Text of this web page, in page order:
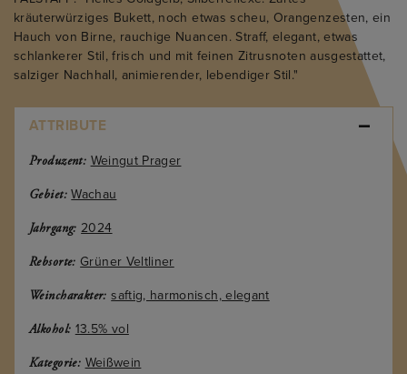
kräuterwürziges Bukett, noch etwas scheu, Orangenzesten, ein
Hauch von Birne, rauchige Nuancen. Straff, elegant, etwas
schlankerer Stil, frisch und mit feinen Zitrusnoten ausgestattet,
salziger Nachhall, animierender, lebendiger Stil."
ATTRIBUTE
Produzent: Weingut Prager
Gebiet: Wachau
Jahrgang: 2024
Rebsorte: Grüner Veltliner
Weincharakter: saftig, harmonisch, elegant
Alkohol: 13.5% vol
Kategorie: Weißwein